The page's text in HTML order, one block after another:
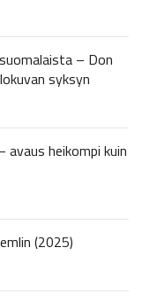
– Don
syksyn
heikompi kuin
(2025)